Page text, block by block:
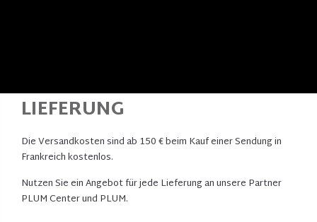
LIEFERUNG
Die Versandkosten sind ab 150 € beim Kauf einer Sendung in
Frankreich kostenlos.
Nutzen Sie ein Angebot für jede Lieferung an unsere Partner
PLUM Center und PLUM.